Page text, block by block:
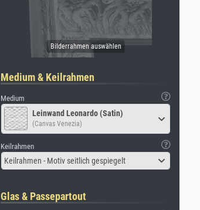
Medium & Keilrahmen
Medium
Leinwand Leonardo (Satin)
(Canvas Venezia)
Keilrahmen
Keilrahmen - Motiv seitlich gespiegelt
Glas & Passepartout